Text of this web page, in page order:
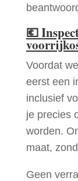
💶
Voordat
eerst een
inclusief
je precies
worden.
maat,
Geen